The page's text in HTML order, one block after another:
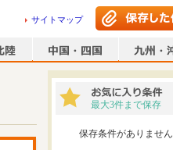
サイトマップ
最大3件まで保存
保存条件がありません